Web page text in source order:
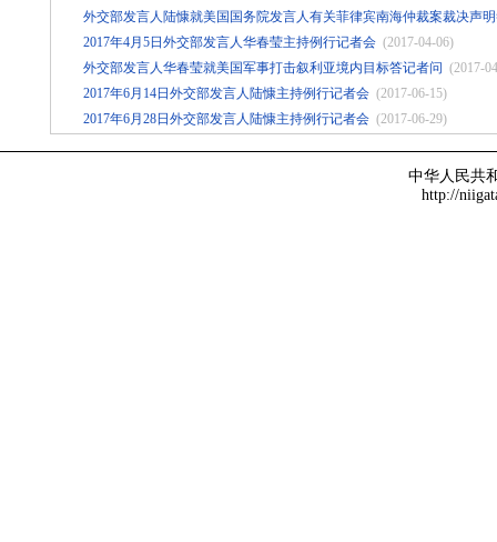
外交部发言人陆慷就美国国务院发言人有关菲律宾南海仲裁案裁决声
2017年4月5日外交部发言人华春莹主持例行记者会 (2017-04-06)
外交部发言人华春莹就美国军事打击叙利亚境内目标答记者问 (2017-
2017年6月14日外交部发言人陆慷主持例行记者会 (2017-06-15)
2017年6月28日外交部发言人陆慷主持例行记者会 (2017-06-29)
中华人民共
http://